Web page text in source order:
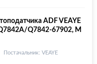
ADF VEAYE
Q7842-67902, M
Постачальник: VEAYE